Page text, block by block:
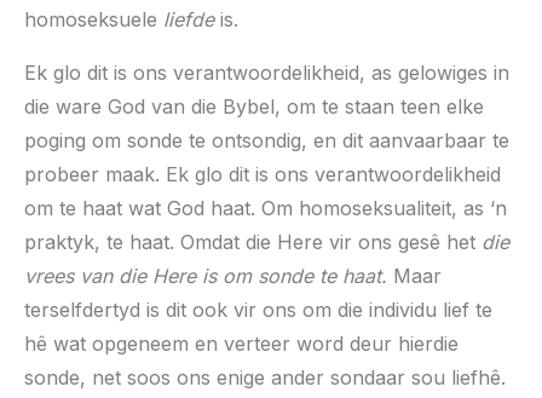
homoseksuele liefdeis.
Ek glo dit is ons verantwoordelikheid, as gelowiges in
die ware God van die Bybel, om te staan teen elke
poging om sonde te ontsondig, en dit aanvaarbaar te
probeer maak. Ek glo dit is ons verantwoordelikheid
om te haat wat God haat. Om homoseksualiteit, as ‘n
praktyk, te haat. Omdat die Here vir ons gesê het die
vrees van die Here is om sonde te haat. Maar
terselfdertyd is dit ook vir ons om die individu lief te
hê wat opgeneem en verteer word deur hierdie
sonde, net soos ons enige ander sondaar sou liefhê.